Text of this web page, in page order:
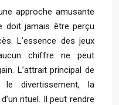
approche amusante
doit jamais être perçu
L’essence des jeux
chiffre ne peut
L’attrait principal de
divertissement, la
rituel. Il peut rendre